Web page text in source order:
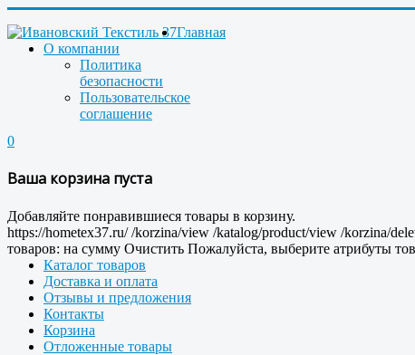
0
Ваша корзина пуста
Добавляйте понравившиеся товары в корзину.
https://hometex37.ru/ /korzina/view /katalog/product/view /korzina/
товаров: на сумму Очистить Пожалуйста, выберите атрибуты
Главная
О компании
Политика
безопасности
Пользовательское
соглашение
Каталог товаров
Доставка и оплата
Отзывы и предложения
Контакты
Корзина
Отложенные товары